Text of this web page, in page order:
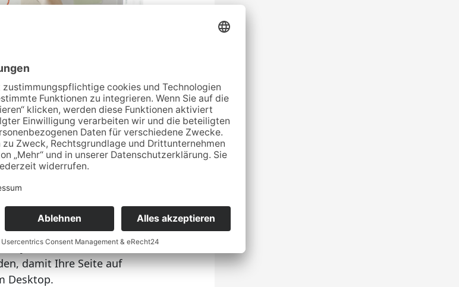
responsives Design
Ihre Website auf allen
Layouts müssen für
damit Ihre Seite auf
Desktop.